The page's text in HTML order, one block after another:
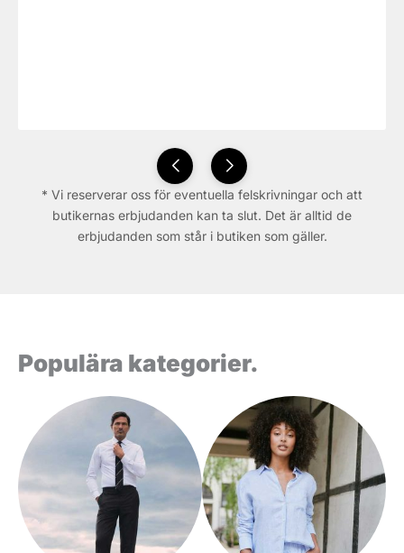
* Vi reserverar oss för eventuella felskrivningar och att
butikernas erbjudanden kan ta slut. Det är alltid de
erbjudanden som står i butiken som gäller.
Populära kategorier.